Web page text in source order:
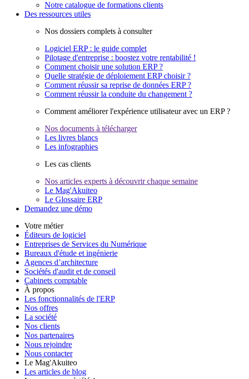
Notre catalogue de formations clients
Des ressources utiles
Nos dossiers complets à consulter
Logiciel ERP : le guide complet
Pilotage d'entreprise : boostez votre rentabilité !
Comment choisir une solution ERP ?
Quelle stratégie de déploiement ERP choisir ?
Comment réussir sa reprise de données ERP ?
Comment réussir la conduite du changement ?
Comment améliorer l'expérience utilisateur avec un ERP ?
Nos documents à télécharger
Les livres blancs
Les infographies
Les cas clients
Nos articles experts à découvrir chaque semaine
Le Mag'Akuiteo
Le Glossaire ERP
Demandez une démo
Votre métier
Éditeurs de logiciel
Entreprises de Services du Numérique
Bureaux d'étude et ingénierie
Agences d’architecture
Sociétés d'audit et de conseil
Cabinets comptable
À propos
Les fonctionnalités de l'ERP
Nos offres
La société
Nos clients
Nos partenaires
Nous rejoindre
Nous contacter
Le Mag'Akuiteo
Les articles de blog